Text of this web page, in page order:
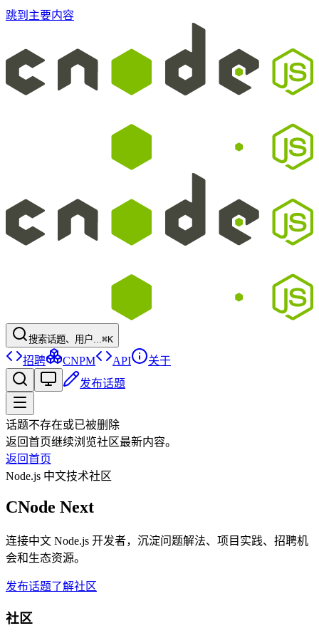
跳到主要内容
搜索话题、用户...⌘K
招聘 CNPM API
关于
发布话题
话题不存在或已被删除
返回首页继续浏览社区最新内容。
返回首页
Node.js 中文技术社区
CNode Next
连接中文 Node.js 开发者，沉淀问题解法、项目实践、招聘机
会和生态资源。
发布话题了解社区
社区